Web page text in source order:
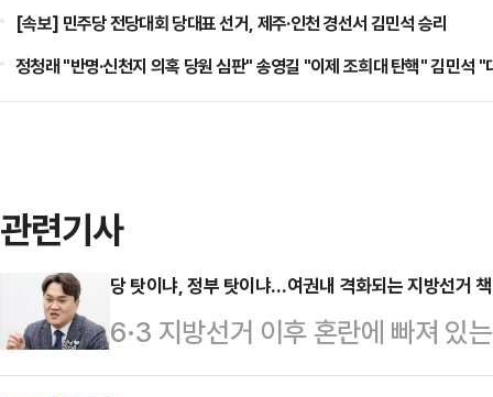
[속보] 민주당 전당대회 당대표 선거, 제주·인천 경선서 김민석 승리
정청래 "반명·신천지 의혹 당원 심판" 송영길 "이제 조희대 탄핵" 김민석 "
관련기사
당 탓이냐, 정부 탓이냐…여권내 격화되는 지방선거
6·3 지방선거 이후 혼란에 빠져 있
대한 책임론을 놓고 공방 수위가